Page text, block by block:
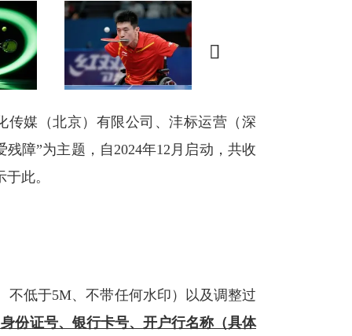

媒（北京）有限公司、沣标运营（深
障”为主题，自2024年12月启动，共收
此。
不低于5M、不带任何水印）以及调整过
份证号、银行卡号、开户行名称（具体